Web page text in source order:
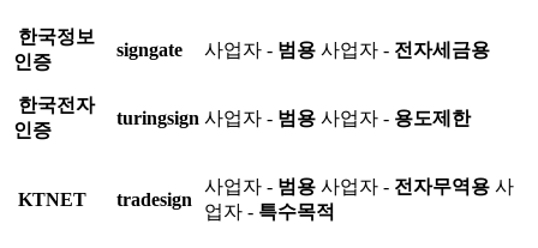
한국정보
인증
signgate 사업자 - 범용 사업자 - 전자세금용
한국전자
인증
turingsign 사업자 - 범용 사업자 - 용도제한
KTNET tradesign
사업자 - 범용 사업자 - 전자무역용 사
업자 - 특수목적